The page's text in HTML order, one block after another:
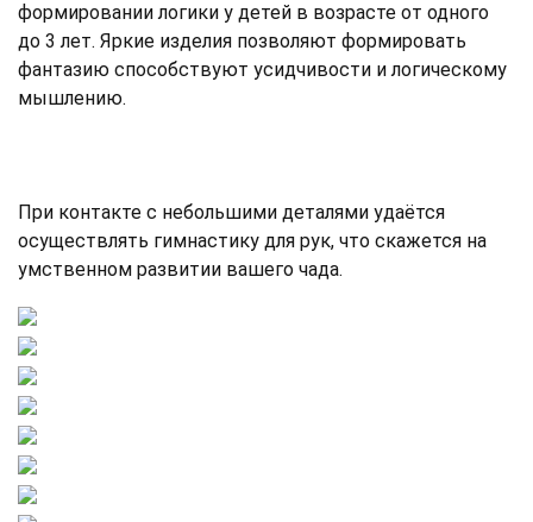
формировании логики у детей в возрасте от одного
до 3 лет. Яркие изделия позволяют формировать
фантазию способствуют усидчивости и логическому
мышлению.
При контакте с небольшими деталями удаётся
осуществлять гимнастику для рук, что скажется на
умственном развитии вашего чада.